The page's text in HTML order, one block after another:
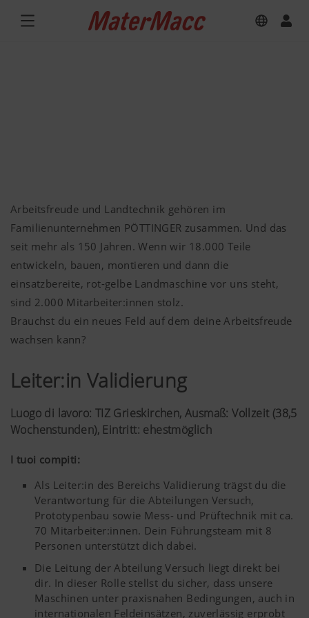
Arbeitsfreude und Landtechnik gehören im
Familienunternehmen PÖTTINGER zusammen. Und das
seit mehr als 150 Jahren. Wenn wir 18.000 Teile
entwickeln, bauen, montieren und dann die
einsatzbereite, rot-gelbe Landmaschine vor uns steht,
sind 2.000 Mitarbeiter:innen stolz.
Brauchst du ein neues Feld auf dem deine Arbeitsfreude
wachsen kann?
Leiter:in Validierung
Luogo di lavoro: TIZ Grieskirchen, Ausmaß: Vollzeit (38,5
Wochenstunden), Eintritt: ehestmöglich
I tuoi compiti:
Als Leiter:in des Bereichs Validierung trägst du die
Verantwortung für die Abteilungen Versuch,
Prototypenbau sowie Mess- und Prüftechnik mit ca.
70 Mitarbeiter:innen. Dein Führungsteam mit 8
Personen unterstützt dich dabei.
Die Leitung der Abteilung Versuch liegt direkt bei
dir. In dieser Rolle stellst du sicher, dass unsere
Maschinen unter praxisnahen Bedingungen, auch in
internationalen Feldeinsätzen, zuverlässig erprobt